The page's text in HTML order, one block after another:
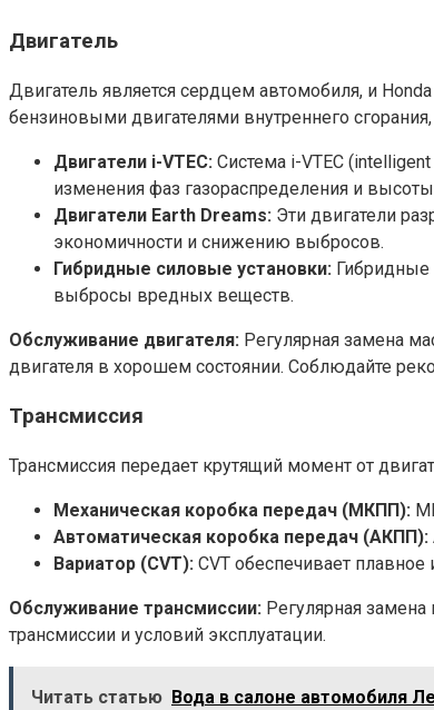
Двигатель
Двигатель является сердцем автомобиля, и
бензиновыми двигателями внутреннего
Двигатели i-VTEC: Система i-VTEC
изменения фаз газораспределения и
Двигатели Earth Dreams: Эти двигатели
экономичности и снижению выбросов.
Гибридные силовые установки: Гибридные
выбросы вредных веществ.
Обслуживание двигателя: Регулярная замена
двигателя в хорошем состоянии. Соблюдайте
Трансмиссия
Трансмиссия передает крутящий момент от
Механическая коробка передач (МКПП):
Автоматическая коробка передач (АКПП):
Вариатор (CVT): CVT обеспечивает
Обслуживание трансмиссии: Регулярная
трансмиссии и условий эксплуатации.
Читать статью Вода в салоне автомобиля